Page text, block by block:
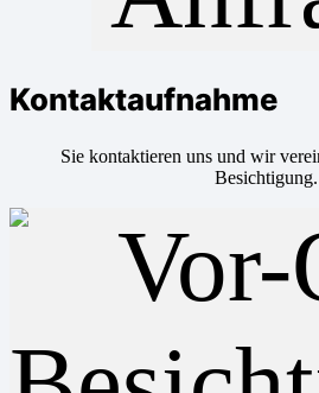
Kontaktaufnahme
Sie kontaktieren uns und wir
Besichtigung.